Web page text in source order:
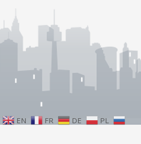
EN FR DE
PL